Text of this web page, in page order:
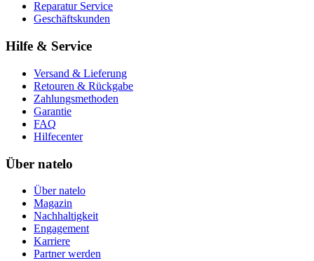
Reparatur Service
Geschäftskunden
Hilfe & Service
Versand & Lieferung
Retouren & Rückgabe
Zahlungsmethoden
Garantie
FAQ
Hilfecenter
Über natelo
Über natelo
Magazin
Nachhaltigkeit
Engagement
Karriere
Partner werden